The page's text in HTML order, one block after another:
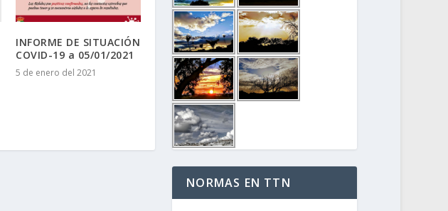
INFORME DE SITUACIÓN
COVID-19 a 05/01/2021
5 de enero del 2021
NORMAS EN TTN